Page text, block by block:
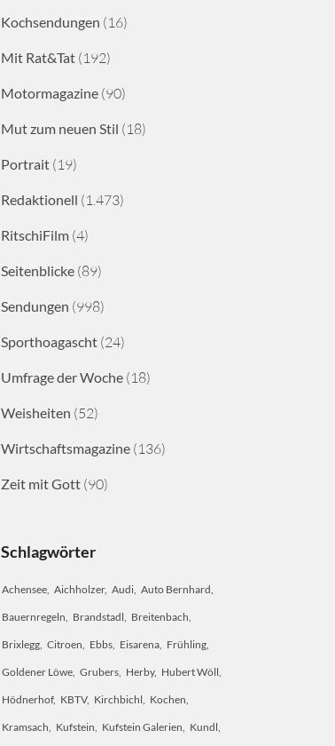
Kochsendungen (16)
Mit Rat&Tat (192)
Motormagazine (90)
Mut zum neuen Stil (18)
Portrait (19)
Redaktionell (1.473)
RitschiFilm (4)
Seitenblicke (89)
Sendungen (998)
Sporthoagascht (24)
Umfrage der Woche (18)
Weisheiten (52)
Wirtschaftsmagazine (136)
Zeit mit Gott (90)
Schlagwörter
Achensee Aichholzer Audi Auto Bernhard
Bauernregeln Brandstadl Breitenbach
Brixlegg Citroen Ebbs Eisarena Frühling
Goldener Löwe Grubers Herby Hubert Wöll
Hödnerhof KBTV Kirchbichl Kochen
Kramsach Kufstein Kufstein Galerien Kundl